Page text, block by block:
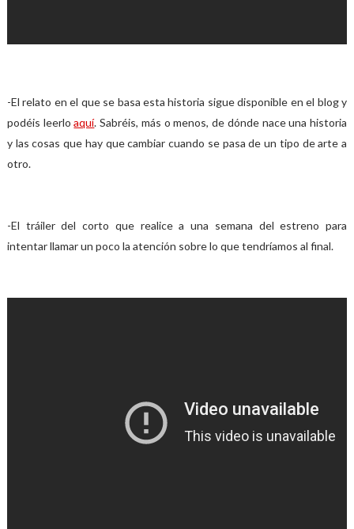
-El relato en el que se basa esta historia sigue disponible en el blog y
podéis leerloaquí. Sabréis, más o menos, de dónde nace una historia
y las cosas que hay que cambiar cuando se pasa de un tipo de arte a
otro.
-El tráiler del corto que realice a una semana del estreno para
intentar llamar un poco la atención sobre lo que tendríamos al final.